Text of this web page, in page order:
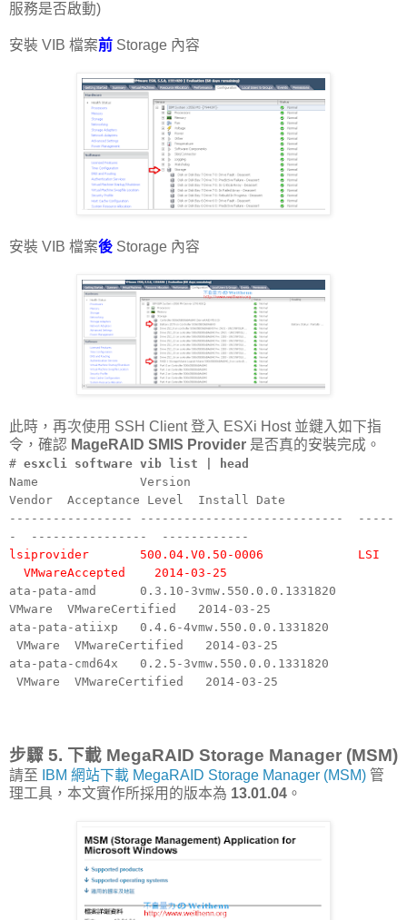
服務是否啟動)
安裝 VIB 檔案前 Storage 內容
安裝 VIB 檔案後 Storage 內容
此時，再次使用 SSH Client 登入 ESXi Host 並鍵入如下指
令，確認 MageRAID SMIS Provider 是否真的安裝完成。
# esxcli software vib list | head
Name Version
Vendor Acceptance Level Install Date
----------------- ---------------------------- -----
- ---------------- ------------
lsiprovider 500.04.V0.50-0006 LSI
VMwareAccepted 2014-03-25
ata-pata-amd 0.3.10-3vmw.550.0.0.1331820
VMware VMwareCertified 2014-03-25
ata-pata-atiixp 0.4.6-4vmw.550.0.0.1331820
VMware VMwareCertified 2014-03-25
ata-pata-cmd64x 0.2.5-3vmw.550.0.0.1331820
VMware VMwareCertified 2014-03-25
步驟 5. 下載 MegaRAID Storage Manager (MSM)
請至 IBM 網站下載 MegaRAID Storage Manager (MSM) 管
理工具，本文實作所採用的版本為 13.01.04 。